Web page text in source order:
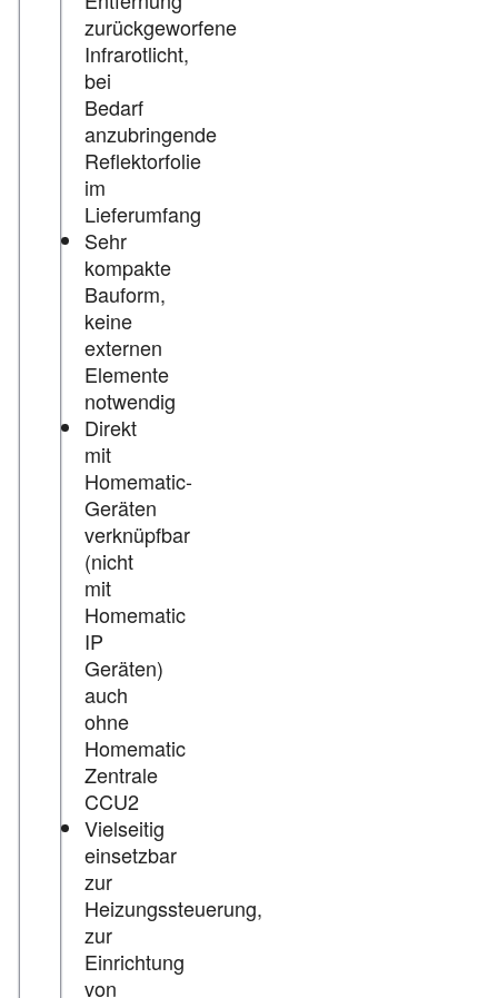
zurückgeworfene
Infrarotlicht,
bei
Bedarf
anzubringende
Reflektorfolie
im
Lieferumfang
Sehr
kompakte
Bauform,
keine
externen
Elemente
notwendig
Direkt
mit
Homematic-
Geräten
verknüpfbar
(nicht
mit
Homematic
IP
Geräten)
auch
ohne
Homematic
Zentrale
CCU2
Vielseitig
einsetzbar
zur
Heizungssteuerung,
zur
Einrichtung
von